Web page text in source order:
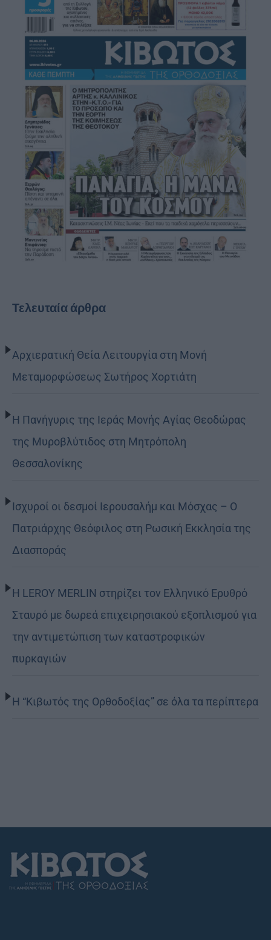
Τελευταία άρθρα
Αρχιερατική Θεία Λειτουργία στη Μονή
Μεταμορφώσεως Σωτήρος Χορτιάτη
Η Πανήγυρις της Ιεράς Μονής Αγίας Θεοδώρας
της Μυροβλύτιδος στη Μητρόπολη
Θεσσαλονίκης
Ισχυροί οι δεσμοί Ιερουσαλήμ και Μόσχας – Ο
Πατριάρχης Θεόφιλος στη Ρωσική Εκκλησία της
Διασποράς
Η LEROY MERLIN στηρίζει τον Ελληνικό Ερυθρό
Σταυρό με δωρεά επιχειρησιακού εξοπλισμού για
την αντιμετώπιση των καταστροφικών
πυρκαγιών
Η “Κιβωτός της Ορθοδοξίας” σε όλα τα περίπτερα